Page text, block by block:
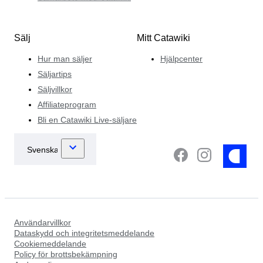
kurera olika auktioner med mynt av hög kvalitet, var och
Sälj
Hur man säljer
Säljartips
Säljvillkor
Affiliateprogram
Bli en Catawiki Live-säljare
Mitt Catawiki
Hjälpcenter
Användarvillkor
Dataskydd och integritetsmeddelande
Cookiemeddelande
Policy för brottsbekämpning